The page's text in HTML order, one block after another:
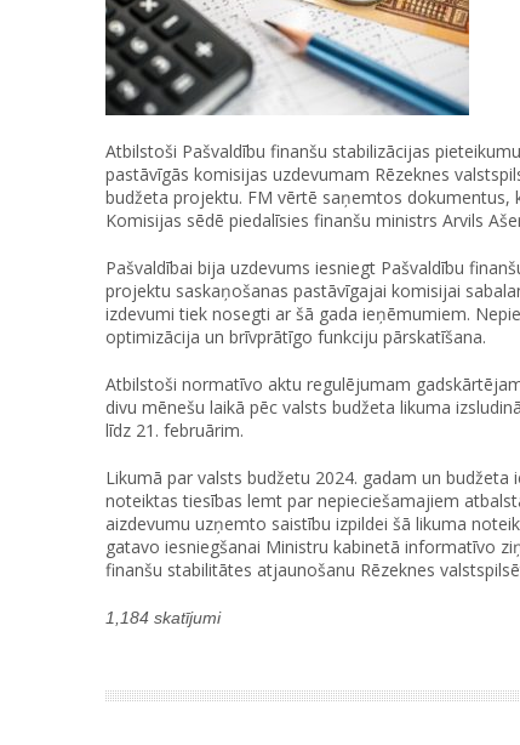
Atbilstoši Pašvaldību finanšu stabilizācijas
pastāvīgās komisijas uzdevumam Rēzeknes
budžeta projektu. FM vērtē saņemtos dokumentus,
Komisijas sēdē piedalīsies finanšu ministrs Arvils
Pašvaldībai bija uzdevums iesniegt Pašvaldību
projektu saskaņošanas pastāvīgajai komisijai
izdevumi tiek nosegti ar šā gada ieņēmumiem.
optimizācija un brīvprātīgo funkciju pārskatīšana.
Atbilstoši normatīvo aktu regulējumam
divu mēnešu laikā pēc valsts budžeta likuma
līdz 21. februārim.
Likumā par valsts budžetu 2024. gadam un
noteiktas tiesības lemt par nepieciešamajiem
aizdevumu uzņemto saistību izpildei šā likuma
gatavo iesniegšanai Ministru kabinetā informatīvo
finanšu stabilitātes atjaunošanu Rēzeknes
1,184 skatījumi